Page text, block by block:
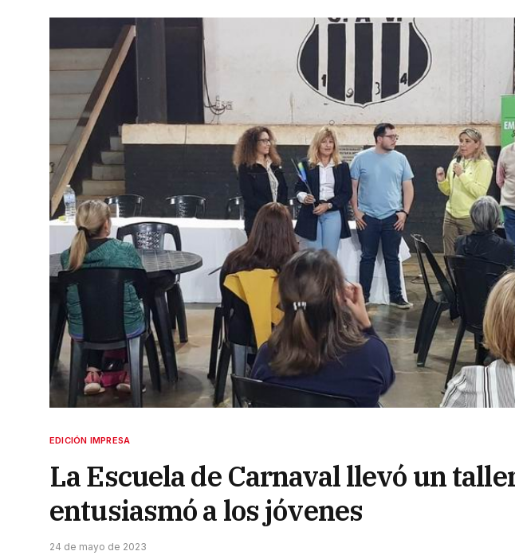
EDICIÓN IMPRESA
La Escuela de Carnaval llevó un
entusiasmó a los jóvenes
24 de mayo de 2023